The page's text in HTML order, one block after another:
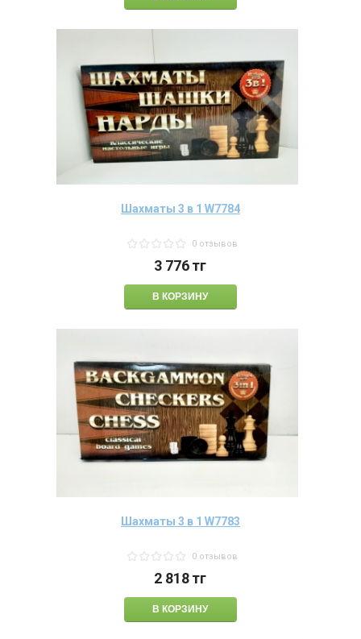
Шахматы 3 в 1 W7784
0 отзывов
3 776тг
Шахматы 3 в 1 W7783
0 отзывов
2 818тг